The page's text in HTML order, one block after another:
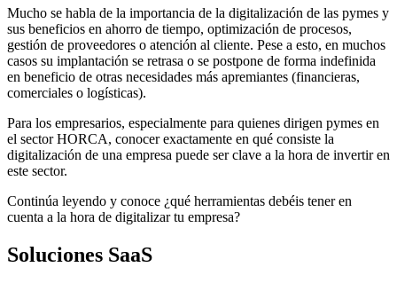
Mucho se habla de la importancia de la digitalización de las pymes y
sus beneficios en ahorro de tiempo, optimización de procesos,
gestión de proveedores o atención al cliente. Pese a esto, en muchos
casos su implantación se retrasa o se postpone de forma indefinida
en beneficio de otras necesidades más apremiantes (financieras,
comerciales o logísticas).
Para los empresarios, especialmente para quienes dirigen pymes en
el sector HORCA, conocer exactamente en qué consiste la
digitalización de una empresa puede ser clave a la hora de invertir en
este sector.
Continúa leyendo y conoce ¿qué herramientas debéis tener en
cuenta a la hora de digitalizar tu empresa?
Soluciones SaaS